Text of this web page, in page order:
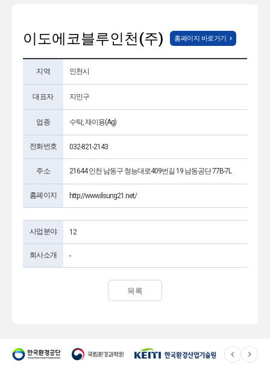
이도에코블루인천(주) 홈페이지 바로가기
지역 인천시
대표자 지민구
업종 수탁, 재이용(Ag)
전화번호 032-821-2143
주소 21644 인천 남동구 청능대로409번길 19 남동공단 77B-7L
홈페이지 http://www.ilsung21.net/
사업분야 12
회사소개 -
목록